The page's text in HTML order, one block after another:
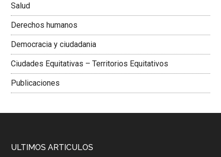
Salud
Derechos humanos
Democracia y ciudadania
Ciudades Equitativas – Territorios Equitativos
Publicaciones
ULTIMOS ARTICULOS